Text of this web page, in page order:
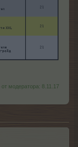
модератора: 8.11.17